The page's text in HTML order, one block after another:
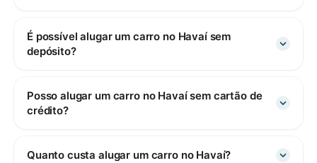
É possível alugar um carro no Havaí sem
depósito?
Posso alugar um carro no Havaí sem cartão de
crédito?
Quanto custa alugar um carro no Havaí?